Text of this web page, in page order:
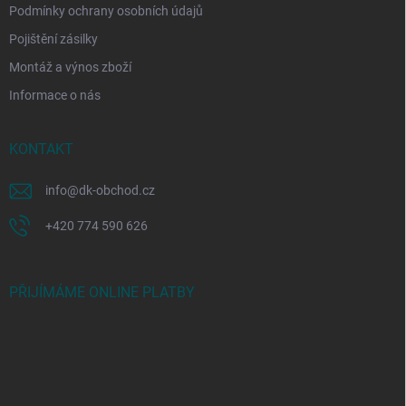
Podmínky ochrany osobních údajů
Pojištění zásilky
Montáž a výnos zboží
Informace o nás
KONTAKT
info@dk-obchod.cz
+420 774 590 626
PŘIJÍMÁME ONLINE PLATBY